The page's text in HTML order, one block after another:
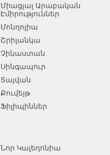
Միացյալ Արաբական
Էմիրություններ
Մոնղոլիա
Շրիլանկա
Չինաստան
Սինգապուր
Տայվան
Քուվեյթ
Ֆիլիպիններ
Նոր Կալեդոնիա